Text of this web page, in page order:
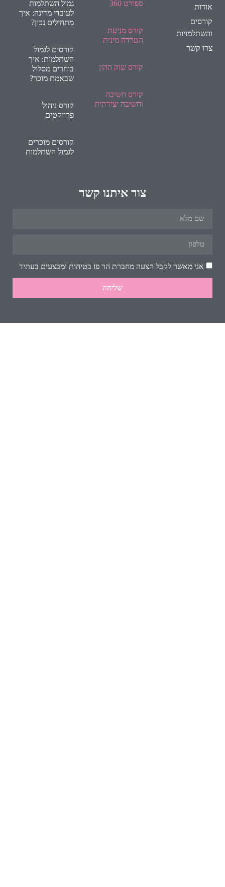
אודות
קורסים
והשתלמויות
צרו קשר
ספורט 360
קורס מניעת
הטרדה מינית
קורס שוק ההון
קורס חשיבה
וחשיבה יצירתית
גמול השתלמות
לעובדי מדינה: איך
מתחילים נכון?
קורסים לגמול
השתלמות: איך
בוחרים מסלול
שבאמת מוכר?
קורס ניהול
פרויקטים
קורסים מוכרים
לגמול השתלמות
צור איתנו קשר
אני מאשר לקבל הצעה מחברת הר פז בטיחות ומבצעים בעתיד
שליחה